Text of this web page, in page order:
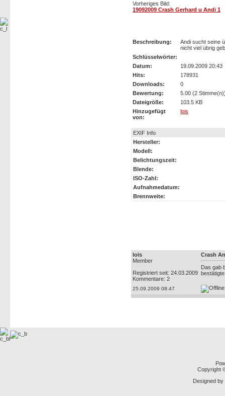
Vorheriges Bild:
19092009 Crash Gerhard u Andi 1
Beschreibung:
Andi sucht seine
nicht viel übrig
Schlüsselwörter:
Datum:
19.09.2009 20:43
Hits:
178931
Downloads:
0
Bewertung:
5.00 (2
Dateigröße:
103.5 KB
Hinzugefügt
von:
lois
EXIF Info
Hersteller:
Modell:
Belichtungszeit:
Blende:
ISO-Zahl:
Aufnahmedatum:
Brennweite:
lois
Member
Registriert seit: 24.03.2009
Kommentare: 2
Crash
Das gab
25.09.2009 08:47
Copyright
Designed by